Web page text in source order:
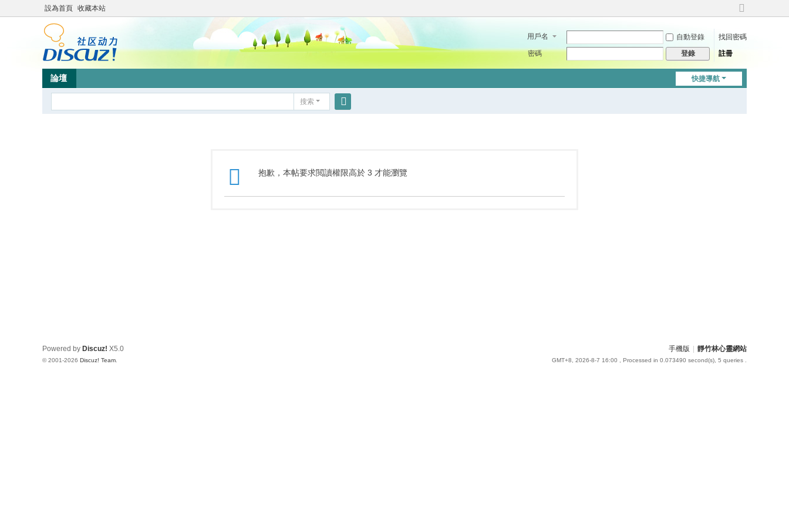
設為首頁 收藏本站
切
到
用戶名 自動登錄
找回密碼
密碼
登錄 註冊
快捷導航
論壇
搜索
抱歉，本帖要求閲讀權限高於 3 才能瀏覽
手機版 靜竹林心靈網站
GMT+8, 2026-8-7 16:00 , Processed in 0.073490 second(s), 5 queries .
Powered by Discuz! X5.0
© 2001-2026 Discuz! Team